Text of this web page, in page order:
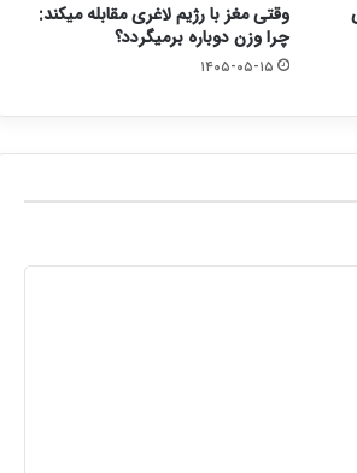
وقتی مغز با رژیم لاغری مقابله میکند:
چرا وزن دوباره برمیگردد؟
۱۴۰۵-۰۵-۱۵